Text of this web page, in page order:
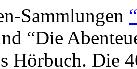
Sammlungen
“Die
Hörbuch. Die